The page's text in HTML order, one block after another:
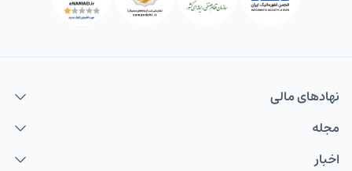
نهاد‌های مالی
مجله
اخبار